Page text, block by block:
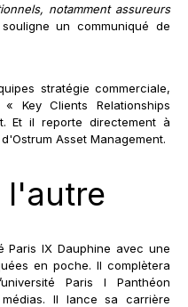
notamment assureurs
un communiqué de
stratégie commerciale,
Key Clients Relationships
Et il reporte directement à
Asset Management.
l'autre
Paris IX Dauphine avec une
en poche. Il complètera
Paris I Panthéon
Il lance sa carrière